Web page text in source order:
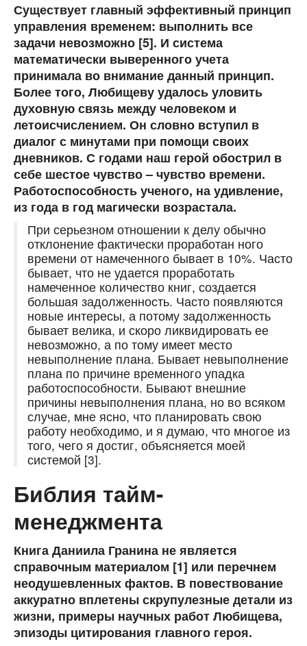
Существует главный эффективный принцип
управления временем: выполнить все
задачи невозможно [5]. И система
математически выверенного учета
принимала во внимание данный принцип.
Более того, Любищеву удалось уловить
духовную связь между человеком и
летоисчислением. Он словно вступил в
диалог с минутами при помощи своих
дневников. С годами наш герой обострил в
себе шестое чувство – чувство времени.
Работоспособность ученого, на удивление,
из года в год магически возрастала.
​При серьезном отношении к делу обычно
отклонение фактически проработан ного
времени от намеченного бывает в 10%. Часто
бывает, что не удается проработать
намеченное количество книг, создается
большая задолженность. Часто появляются
новые интересы, а потому задолженность
бывает велика, и скоро ликвидировать ее
невозможно, а по тому имеет место
невыполнение плана. Бывает невыполнение
плана по причине временного упадка
работоспособности. Бывают внешние
причины невыполнения плана, но во всяком
случае, мне ясно, что планировать свою
работу необходимо, и я думаю, что многое из
того, чего я достиг, объясняется моей
системой [3].
Библия тайм-
менеджмента
Книга Даниила Гранина не является
справочным материалом [1] или перечнем
неодушевленных фактов. В повествование
аккуратно вплетены скрупулезные детали из
жизни, примеры научных работ Любищева,
эпизоды цитирования главного героя.